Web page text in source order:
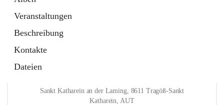
Veranstaltungen
Beschreibung
Kontakte
Dateien
Sankt Katharein an der Laming, 8611 Tragöß-Sankt
Katharein, AUT